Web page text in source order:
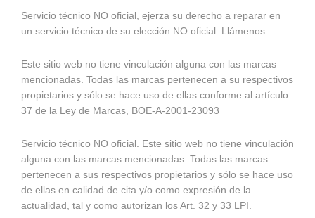
Servicio técnico NO oficial, ejerza su derecho a reparar en
un servicio técnico de su elección NO oficial. Llámenos
Este sitio web no tiene vinculación alguna con las marcas
mencionadas. Todas las marcas pertenecen a su respectivos
propietarios y sólo se hace uso de ellas conforme al artículo
37 de la Ley de Marcas, BOE-A-2001-23093
Servicio técnico NO oficial. Este sitio web no tiene vinculación
alguna con las marcas mencionadas. Todas las marcas
pertenecen a sus respectivos propietarios y sólo se hace uso
de ellas en calidad de cita y/o como expresión de la
actualidad, tal y como autorizan los Art. 32 y 33 LPI.